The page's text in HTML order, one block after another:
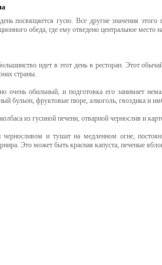
посвящяется гусю. Все другие значения
обеда, где ему отведено центральное место
идет в этот день в ресторан. Этот
страны.
очень обильный, и подготовка его занимает
бульон, фруктовые пюре, алкоголь, гвоздика и
из гусиной печени, отварной чернослив и
и тушат на медленном огне,
Это может быть красная капуста, печеные